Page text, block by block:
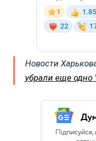
Новости
убрали еще одно